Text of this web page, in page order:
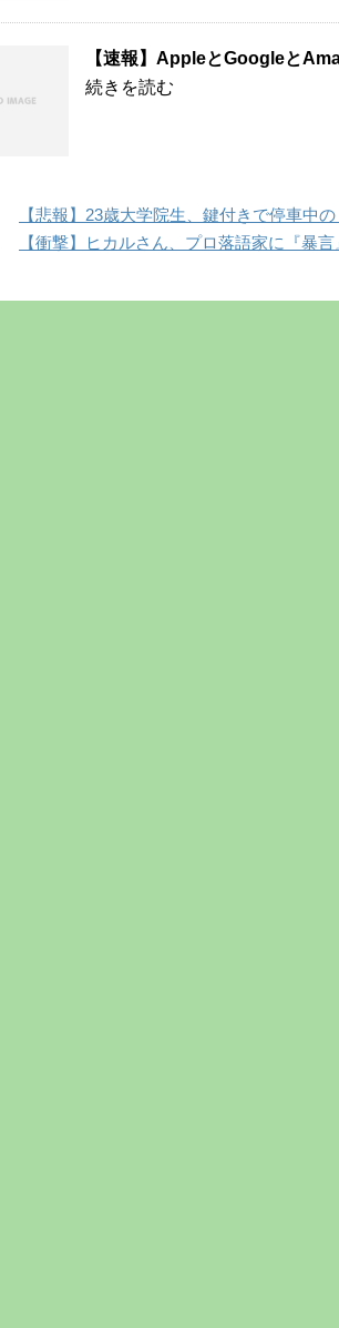
【速報】AppleとGoogleと
続きを読む
【悲報】23歳大学院生、鍵付きで停車中
【衝撃】ヒカルさん、プロ落語家に『暴